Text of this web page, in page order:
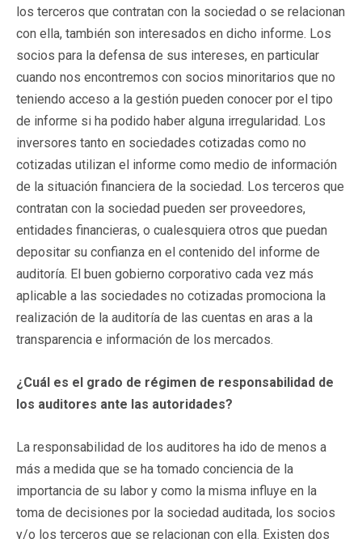
los terceros que contratan con la sociedad o se relacionan
con ella, también son interesados en dicho informe. Los
socios para la defensa de sus intereses, en particular
cuando nos encontremos con socios minoritarios que no
teniendo acceso a la gestión pueden conocer por el tipo
de informe si ha podido haber alguna irregularidad. Los
inversores tanto en sociedades cotizadas como no
cotizadas utilizan el informe como medio de información
de la situación financiera de la sociedad. Los terceros que
contratan con la sociedad pueden ser proveedores,
entidades financieras, o cualesquiera otros que puedan
depositar su confianza en el contenido del informe de
auditoría. El buen gobierno corporativo cada vez más
aplicable a las sociedades no cotizadas promociona la
realización de la auditoría de las cuentas en aras a la
transparencia e información de los mercados.
¿Cuál es el grado de régimen de responsabilidad de
los auditores ante las autoridades?
La responsabilidad de los auditores ha ido de menos a
más a medida que se ha tomado conciencia de la
importancia de su labor y como la misma influye en la
toma de decisiones por la sociedad auditada, los socios
y/o los terceros que se relacionan con ella. Existen dos